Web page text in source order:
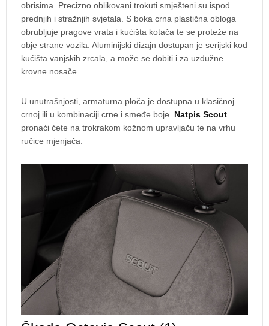
obrisima. Precizno oblikovani trokuti smješteni su ispod
prednjih i stražnjih svjetala. S boka crna plastična obloga
obrubljuje pragove vrata i kućišta kotača te se proteže na
obje strane vozila. Aluminijski dizajn dostupan je serijski kod
kućišta vanjskih zrcala, a može se dobiti i za uzdužne
krovne nosače.
U unutrašnjosti, armaturna ploča je dostupna u klasičnoj
crnoj ili u kombinaciji crne i smeđe boje. Natpis Scout
pronaći ćete na trokrakom kožnom upravljaču te na vrhu
ručice mjenjača.